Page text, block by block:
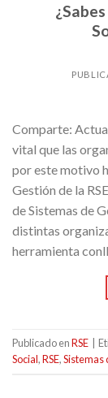
Comparte:
vital que las
por este motivo
Gestión de la
de Sistemas de
distintas
herramienta
Publicado enRSE
Social,RSE,Sistemas